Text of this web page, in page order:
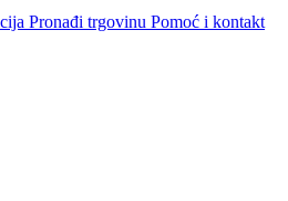
Pronađi trgovinu Pomoć i kontakt